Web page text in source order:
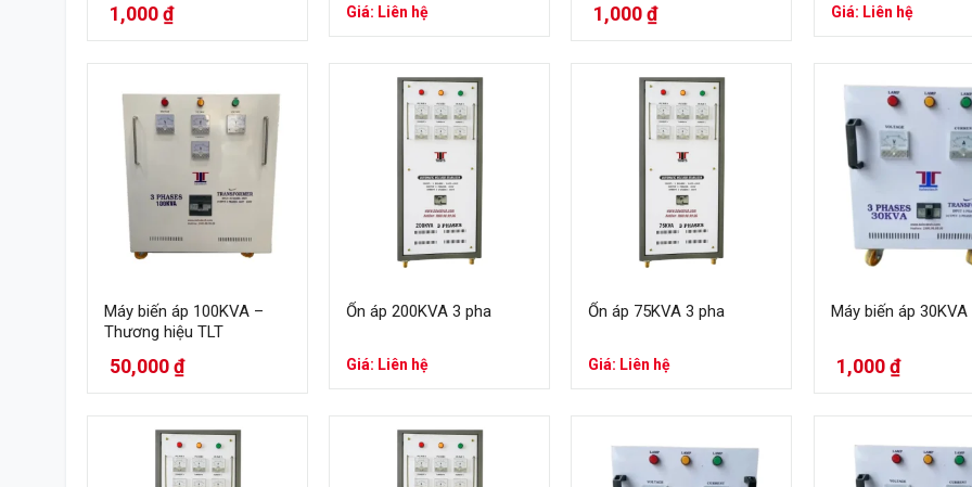
1,000₫ Giá: Liên hệ 1,000₫ Giá: Liên hệ
Máy biến áp 100KVA –
Thương hiệu TLT
50,000₫
Ổn áp 200KVA 3 pha
Giá: Liên hệ
Ổn áp 75KVA 3 pha
Giá: Liên hệ
Máy biến áp 30KVA
1,000₫